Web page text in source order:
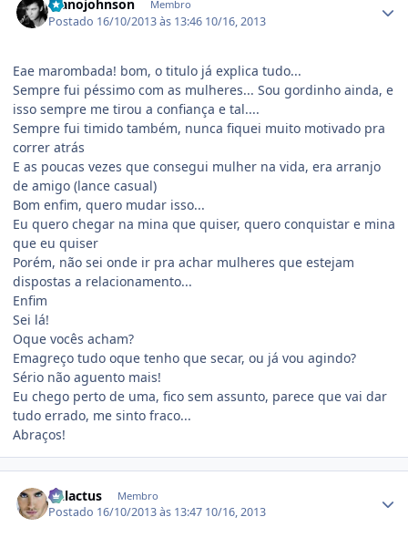
Manojohnson Membro
Postado 16/10/2013 às 13:46 10/16, 2013
Eae marombada! bom, o titulo já explica tudo...
Sempre fui péssimo com as mulheres... Sou gordinho ainda, e
isso sempre me tirou a confiança e tal....
Sempre fui timido também, nunca fiquei muito motivado pra
correr atrás
E as poucas vezes que consegui mulher na vida, era arranjo
de amigo (lance casual)
Bom enfim, quero mudar isso...
Eu quero chegar na mina que quiser, quero conquistar e mina
que eu quiser
Porém, não sei onde ir pra achar mulheres que estejam
dispostas a relacionamento...
Enfim
Sei lá!
Oque vocês acham?
Emagreço tudo oque tenho que secar, ou já vou agindo?
Sério não aguento mais!
Eu chego perto de uma, fico sem assunto, parece que vai dar
tudo errado, me sinto fraco...
Abraços!
Galactus Membro
Postado 16/10/2013 às 13:47 10/16, 2013